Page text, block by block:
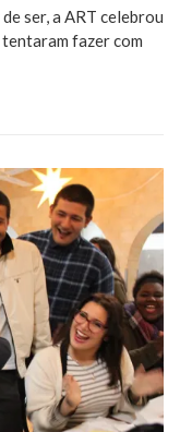
ser, a ART celebrou
fazer com